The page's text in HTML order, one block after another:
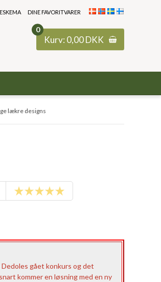
0
Kurv: 0,00DKK
DINE FAVORITVARER
lækre designs
gået konkurs og det
kommer en løsning med en ny